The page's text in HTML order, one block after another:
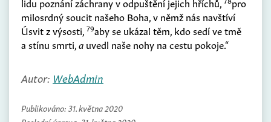
lidu poznání záchrany v odpuštění jejich hříchů,
pro
milosrdný soucit našeho Boha, v němž nás navštíví
Úsvit z výsosti, 79aby se ukázal těm, kdo sedí ve tmě
a stínu smrti,a uvedl naše nohy na cestu pokoje.“
Autor: WebAdmin
Publikováno: 31. května 2020